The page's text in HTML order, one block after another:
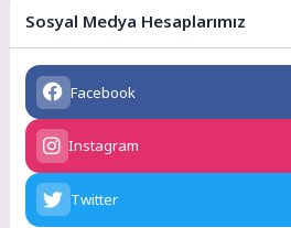
Sosyal Medya Hesaplarımız
Facebook
Instagram
Twitter